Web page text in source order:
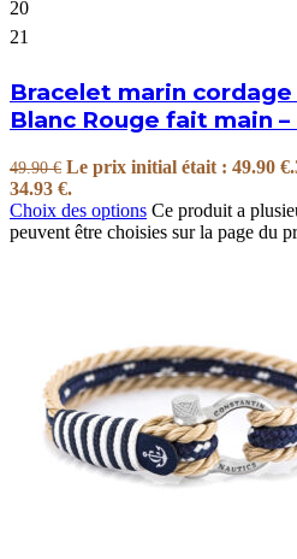
20
21
Bracelet marin
Blanc Rouge fait main –
49.90€ Le prix initial était : 49.90 €.
34.93 €.
Choix des options Ce produit a
peuvent être choisies sur la page du